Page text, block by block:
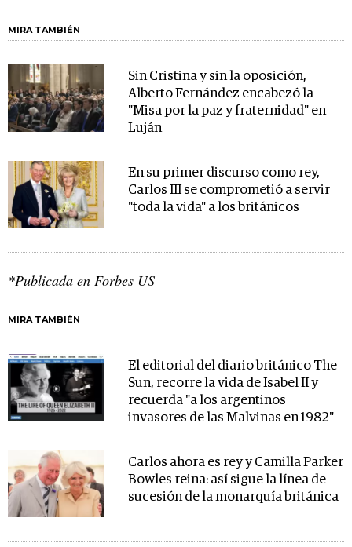
MIRA TAMBIÉN
Sin Cristina y sin la oposición,
Alberto Fernández encabezó la
"Misa por la paz y fraternidad" en
Luján
En su primer discurso como rey,
Carlos III se comprometió a servir
"toda la vida" a los británicos
*Publicada en Forbes US
MIRA TAMBIÉN
El editorial del diario británico The
Sun, recorre la vida de Isabel II y
recuerda "a los argentinos
invasores de las Malvinas en 1982"
Carlos ahora es rey y Camilla Parker
Bowles reina: así sigue la línea de
sucesión de la monarquía británica